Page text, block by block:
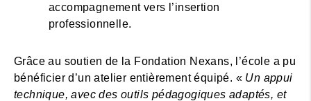
accompagnement vers l’insertion
professionnelle.
Grâce au soutien de la Fondation Nexans, l’école a pu
bénéficier d’un atelier entièrement équipé. « Un appui
technique, avec des outils pédagogiques adaptés, et